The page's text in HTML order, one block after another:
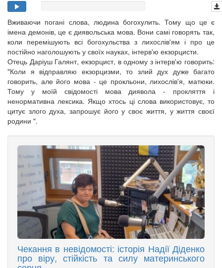
Вживаючи погані слова, людина богохулить. Тому що це є
імена демонів, це є диявольська мова. Вони самі говорять так,
коли перемішують всі богохульства з лихослів'ям і про це
постійно наголошують у своїх науках, інтерв'ю екзорцисти.
Отець Даріуш Галянт, екзорцист, в одному з інтерв'ю говорить:
"Коли я відправляю екзорцизми, то злий дух дуже багато
говорить, але його мова - це прокльони, лихослів'я, матюки.
Тому у моїй свідомості мова диявола - прокляття і
ненормативна лексика. Якщо хтось ці слова використовує, то
цитує злого духа, запрошує його у своє життя, у життя своєї
родини ".
Чекання в невідомості: історія Надії Діденко
про віру, стійкість та силу материнського